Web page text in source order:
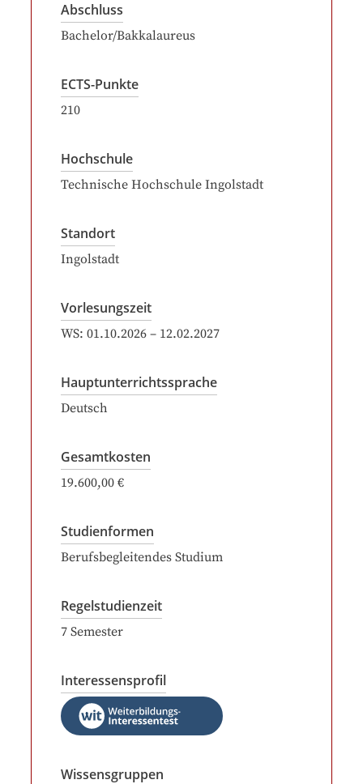
Abschluss
Bachelor/Bakkalaureus
ECTS-Punkte
210
Hochschule
Technische Hochschule Ingolstadt
Standort
Ingolstadt
Vorlesungszeit
WS: 01.10.2026 – 12.02.2027
Hauptunterrichtssprache
Deutsch
Gesamtkosten
19.600,00 €
Studienformen
Berufsbegleitendes Studium
Regelstudienzeit
7 Semester
Interessensprofil
Wissensgruppen